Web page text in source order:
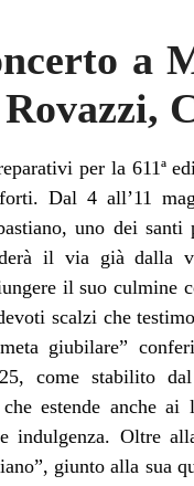
a
Rovazzi,
per la 611ª
Dal 4 all’11
uno dei
il via già dalla
il suo culmine
scalzi che
giubilare”
come stabilito
estende anche
indulgenza. Oltre
giunto alla sua